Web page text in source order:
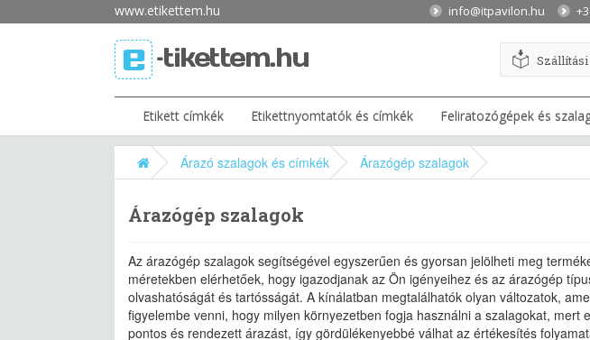
www.etikettem.hu info@itpavilon.hu
Etikett címkék Etikettnyomtatók és címkék Feliratozógépek és
Árazó szalagok és címkék Árazógép szalagok
Árazógép szalagok
Az árazógép szalagok segítségével egyszerűen és gyorsan jelölheti meg
méretekben elérhetőek, hogy igazodjanak az Ön igényeihez és az árazógép
olvashatóságát és tartósságát. A kínálatban megtalálhatók olyan változatok,
figyelembe venni, hogy milyen környezetben fogja használni a szalagokat,
pontos és rendezett árazást, így gördülékenyebbé válhat az értékesítés